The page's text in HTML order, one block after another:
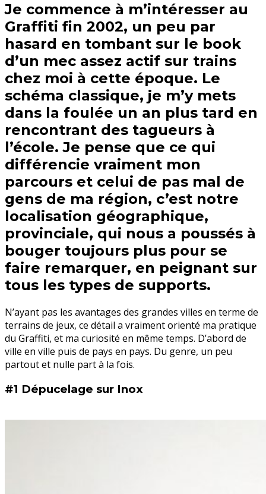
Je commence à m’intéresser au
Graffiti fin 2002, un peu par
hasard en tombant sur le book
d’un mec assez actif sur trains
chez moi à cette époque. Le
schéma classique, je m’y mets
dans la foulée un an plus tard en
rencontrant des tagueurs à
l’école. Je pense que ce qui
différencie vraiment mon
parcours et celui de pas mal de
gens de ma région, c’est notre
localisation géographique,
provinciale, qui nous a poussés à
bouger toujours plus pour se
faire remarquer, en peignant sur
tous les types de supports.
N’ayant pas les avantages des grandes villes en terme de
terrains de jeux, ce détail a vraiment orienté ma pratique
du Graffiti, et ma curiosité en même temps. D’abord de
ville en ville puis de pays en pays. Du genre, un peu
partout et nulle part à la fois.
#1 Dépucelage sur Inox